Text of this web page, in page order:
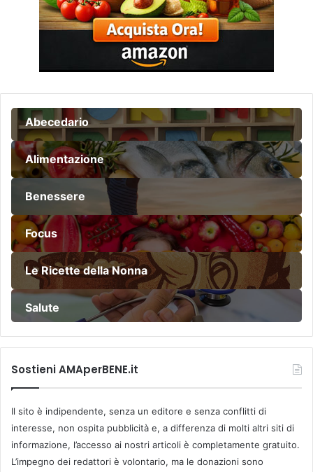
Abecedario
Alimentazione
Benessere
Focus
Le Ricette della Nonna
Salute
Sostieni AMAperBENE.it
Il sito è indipendente, senza un editore e senza conflitti di
interesse, non ospita pubblicità e, a differenza di molti altri siti di
informazione, l’accesso ai nostri articoli è completamente gratuito.
L’impegno dei redattori è volontario, ma le donazioni sono